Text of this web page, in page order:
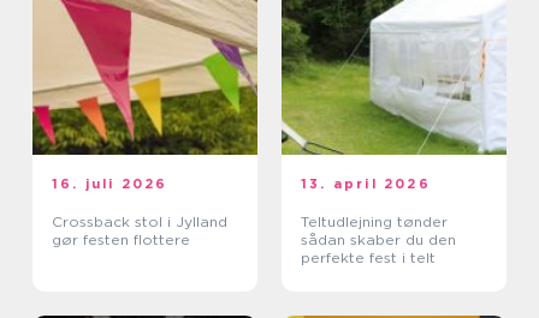
16. juli 2026
Crossback stol i Jylland
gør festen flottere
13. april 2026
Teltudlejning tønder
sådan skaber du den
perfekte fest i telt